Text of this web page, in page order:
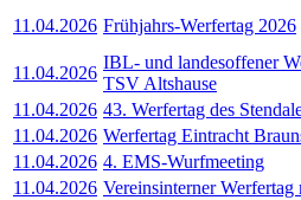
11.04.2026 Frühjahrs-Werfertag 2026
11.04.2026
IBL- und landesoffener
TSV Altshause
11.04.2026 43. Werfertag des
11.04.2026 Werfertag Eintracht
11.04.2026 4. EMS-Wurfmeeting
11.04.2026 Vereinsinterner Werfertag